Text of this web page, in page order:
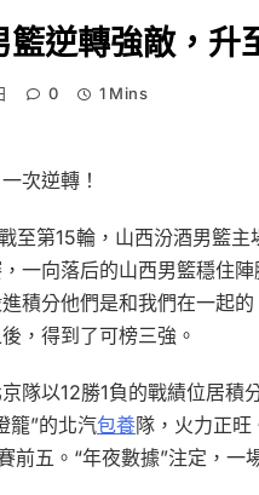
籃逆轉強敵，升
0 1 Mins
次逆轉！
至第15輪，山西汾酒男籃
一向落后的山西男籃穩住
積分他們是和我們在一起
，得到了可榜三強。
隊以12勝1負的戰績位居
籠”的北汽包養隊，火力正旺
前五。“年夜數據”注定，一